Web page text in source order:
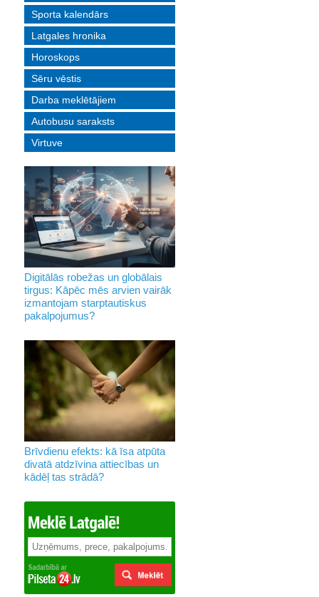
Sporta kalendārs
Latgales hronika
Horoskops
Sēru vēstis
Darba meklētājiem
Autobusu saraksts
Virtuve
Digitālās robežas un globālais
tirgus: Kāpēc mēs arvien vairāk
izmantojam starptautiskus
pakalpojumus?
Brīvdienu efekts: kā īsa atpūta
divatā atdzīvina attiecības un
kādēļ tas strādā?